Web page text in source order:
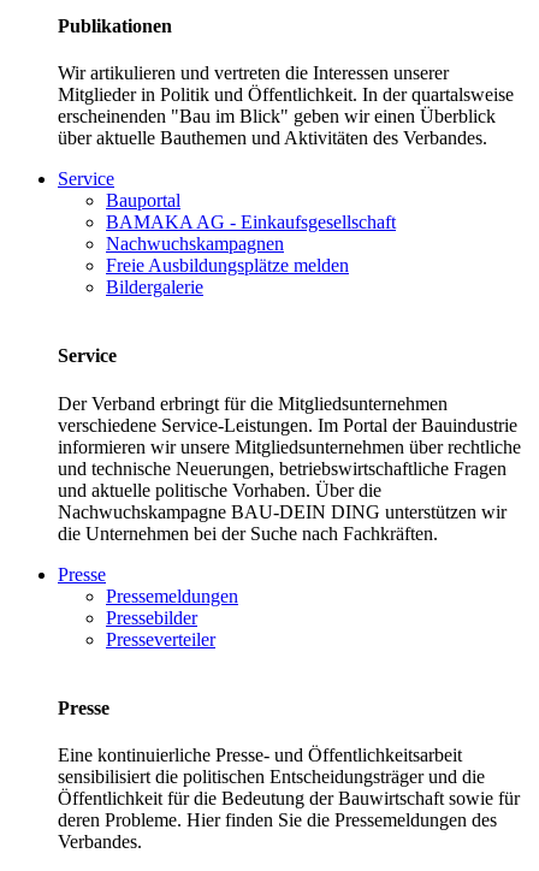
Publikationen
Wir artikulieren und vertreten die Interessen unserer
Mitglieder in Politik und Öffentlichkeit. In der quartalsweise
erscheinenden "Bau im Blick" geben wir einen Überblick
über aktuelle Bauthemen und Aktivitäten des Verbandes.
Service
Bauportal
BAMAKA AG - Einkaufsgesellschaft
Nachwuchskampagnen
Freie Ausbildungsplätze melden
Bildergalerie
Service
Der Verband erbringt für die Mitgliedsunternehmen
verschiedene Service-Leistungen. Im Portal der Bauindustrie
informieren wir unsere Mitgliedsunternehmen über rechtliche
und technische Neuerungen, betriebswirtschaftliche Fragen
und aktuelle politische Vorhaben. Über die
Nachwuchskampagne BAU-DEIN DING unterstützen wir
die Unternehmen bei der Suche nach Fachkräften.
Presse
Pressemeldungen
Pressebilder
Presseverteiler
Presse
Eine kontinuierliche Presse- und Öffentlichkeitsarbeit
sensibilisiert die politischen Entscheidungsträger und die
Öffentlichkeit für die Bedeutung der Bauwirtschaft sowie für
deren Probleme. Hier finden Sie die Pressemeldungen des
Verbandes.